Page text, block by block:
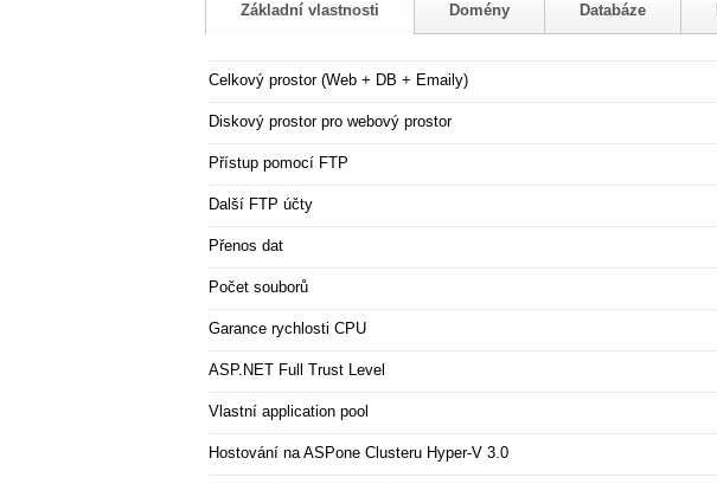
Základní vlastnosti Domény Databáze
Celkový prostor (Web + DB + Emaily)
Diskový prostor pro webový prostor
Přístup pomocí FTP
Další FTP účty
Přenos dat
Počet souborů
Garance rychlosti CPU
ASP.NET Full Trust Level
Vlastní application pool
Hostování na ASPone Clusteru Hyper-V 3.0